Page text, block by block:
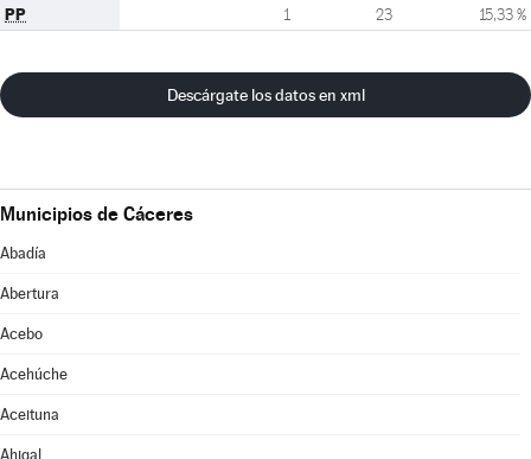
PP 1 23 15,33 %
Descárgate los datos en xml
Municipios de Cáceres
Abadía
Abertura
Acebo
Acehúche
Aceituna
Ahigal